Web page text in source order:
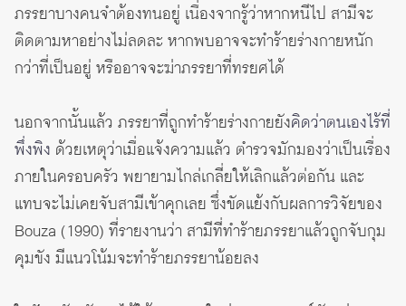
ภรรยาบางคนจำต้องทนอยู่ เนื่องจากรู้ว่าหากหนีไป สามีจะ
ติดตามหาอย่างไม่ลดละ หากพบอาจจะทำร้ายร่างกายหนัก
กว่าที่เป็นอยู่ หรืออาจจะฆ่าภรรยาที่ทรยศได้
นอกจากนั้นแล้ว ภรรยาที่ถูกทำร้ายร่างกายยังคิดว่าตนเองไร้ที่
พึ่งพิง ด้วยเหตุว่าเมื่อแจ้งความแล้ว ตำรวจมักมองว่าเป็นเรื่อง
ภายในครอบครัว พยายามไกล่เกลี่ยให้เลิกแล้วต่อกัน และ
แทบจะไม่เคยจับสามีเข้าคุกเลย ซึ่งขัดแย้งกับผลการวิจัยของ
Bouza (1990) ที่รายงานว่า สามีที่ทำร้ายภรรยาแล้วถูกจับกุม
คุมขัง มีแนวโน้มจะทำร้ายภรรยาน้อยลง